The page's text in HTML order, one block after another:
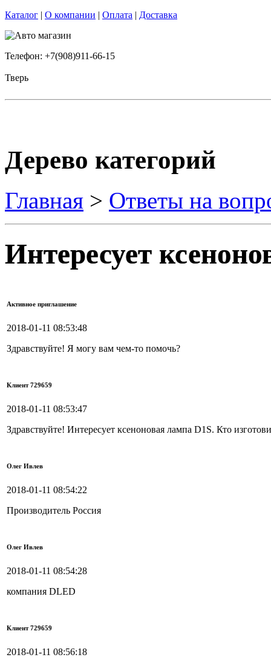
Каталог | О компании | Оплата | Доставка
Телефон: +7(908)911-66-15
Тверь
Дерево категорий
Главная > Ответы на
Интересует
Активное приглашение
2018-01-11 08:53:48
Здравствуйте! Я могу вам чем-то помочь?
Клиент 729659
2018-01-11 08:53:47
Здравствуйте! Интересует ксеноновая лампа D1S. Кто
Олег Ивлев
2018-01-11 08:54:22
Производитель Россия
Олег Ивлев
2018-01-11 08:54:28
компания DLED
Клиент 729659
2018-01-11 08:56:18